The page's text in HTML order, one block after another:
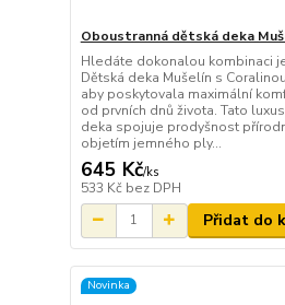
Oboustranná dětská deka
Hledáte dokonalou kombinaci
Dětská deka Mušelín s
aby poskytovala maximální
od prvních dnů života. Tato
deka spojuje prodyšnost
objetím jemného ply...
645 Kč/ks
533 Kč bez DPH
Přidat do
Novinka